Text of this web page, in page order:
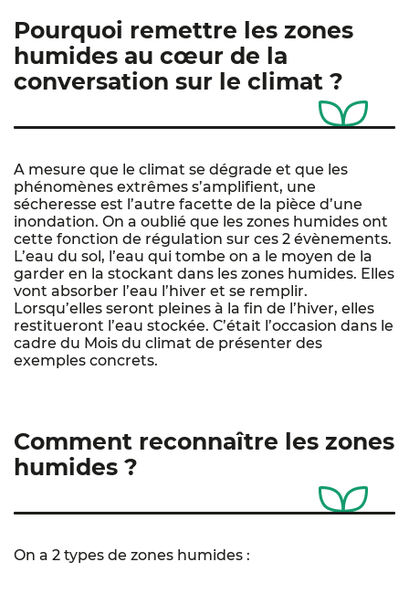
Pourquoi remettre les zones
humides au cœur de la
conversation sur le climat ?
A mesure que le climat se dégrade et que les
phénomènes extrêmes s’amplifient, une
sécheresse est l’autre facette de la pièce d’une
inondation. On a oublié que les zones humides ont
cette fonction de régulation sur ces 2 évènements.
L’eau du sol, l’eau qui tombe on a le moyen de la
garder en la stockant dans les zones humides. Elles
vont absorber l’eau l’hiver et se remplir.
Lorsqu’elles seront pleines à la fin de l’hiver, elles
restitueront l’eau stockée. C’était l’occasion dans le
cadre du Mois du climat de présenter des
exemples concrets.
Comment reconnaître les zones
humides ?
On a 2 types de zones humides :